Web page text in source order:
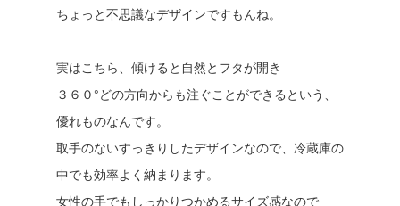
ちょっと不思議なデザインですもんね。
実はこちら、傾けると自然とフタが開き
３６０°どの方向からも注ぐことができるという、
優れものなんです。
取手のないすっきりしたデザインなので、冷蔵庫の
中でも効率よく納まります。
女性の手でもしっかりつかめるサイズ感なので